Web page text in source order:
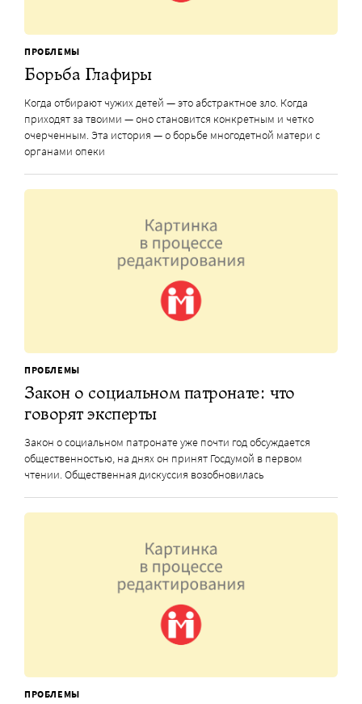
ПРОБЛЕМЫ
Борьба Глафиры
Когда отбирают чужих детей — это абстрактное зло. Когда
приходят за твоими — оно становится конкретным и четко
очерченным. Эта история — о борьбе многодетной матери с
органами опеки
ПРОБЛЕМЫ
Закон о социальном патронате: что
говорят эксперты
Закон о социальном патронате уже почти год обсуждается
общественностью, на днях он принят Госдумой в первом
чтении. Общественная дискуссия возобновилась
ПРОБЛЕМЫ